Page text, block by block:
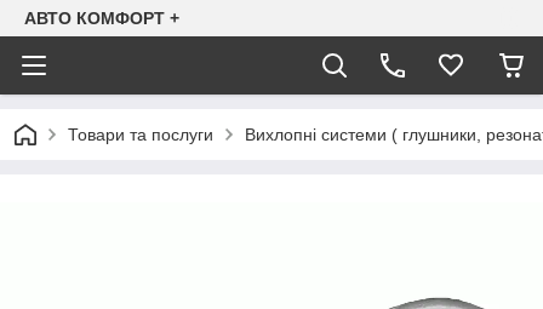
АВТО КОМФОРТ +
Товари та послуги Вихлопні системи ( глушники,